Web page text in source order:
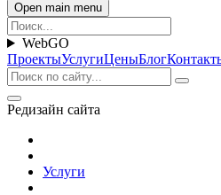
Open main menu
WebGO
ПроектыУслугиЦеныБлог
Редизайн сайта
Услуги